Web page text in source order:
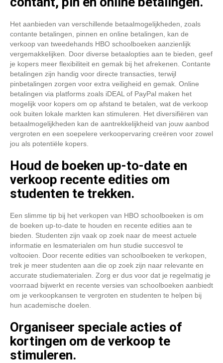
Het aanbieden van verschillende betaalmogelijkheden, zoals
contante betalingen, pinnen en online betalingen, kan de
verkoop van tweedehands HBO schoolboeken aanzienlijk
vergemakkelijken. Door diverse betaalopties aan te bieden, geef
je kopers meer flexibiliteit en gemak bij het afrekenen. Contante
betalingen zijn handig voor directe transacties, terwijl
pinbetalingen zorgen voor extra veiligheid en gemak. Online
betalingen via platforms zoals iDEAL of PayPal maken het
mogelijk voor kopers om op afstand te betalen, wat de verkoop
ook buiten lokale markten kan stimuleren. Het diversifiëren van
betaalmogelijkheden kan de aantrekkelijkheid van jouw aanbod
vergroten en een soepelere verkoopervaring creëren voor zowel
jou als potentiële kopers.
Houd de boeken up-to-date en
verkoop recente edities om
studenten te trekken.
Een slimme tip bij het verkopen van HBO schoolboeken is om
de boeken up-to-date te houden en recente edities aan te
bieden. Studenten zijn vaak op zoek naar de meest actuele
informatie en lesmaterialen om hun studie succesvol te
voltooien. Door recente edities van schoolboeken te verkopen,
trek je meer studenten aan die op zoek zijn naar relevante en
accurate studiematerialen. Zorg er dus voor dat je regelmatig je
voorraad bijwerkt en recente versies van schoolboeken aanbiedt
om je verkoopkansen te vergroten en studenten te helpen bij
hun academische doelen.
Organiseer speciale acties of
kortingen om de verkoop te
stimuleren.